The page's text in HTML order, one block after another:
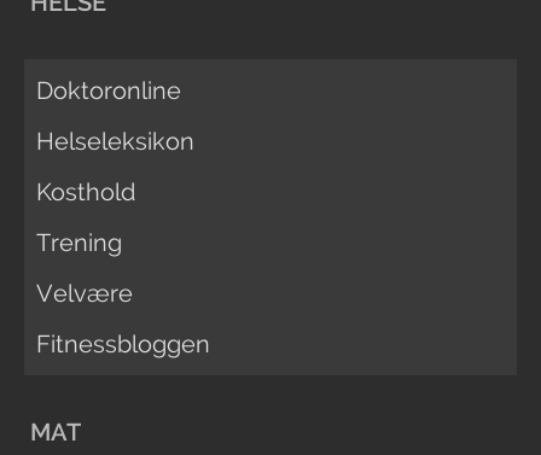
Doktoronline
Helseleksikon
Kosthold
Trening
Velvære
Fitnessbloggen
MAT